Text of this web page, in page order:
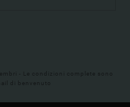
- Le condizioni complete sono
di benvenuto